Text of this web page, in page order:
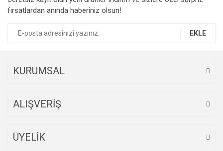
fırsatlardan anında haberiniz olsun!
EKLE
KURUMSAL
ALIŞVERİŞ
ÜYELİK